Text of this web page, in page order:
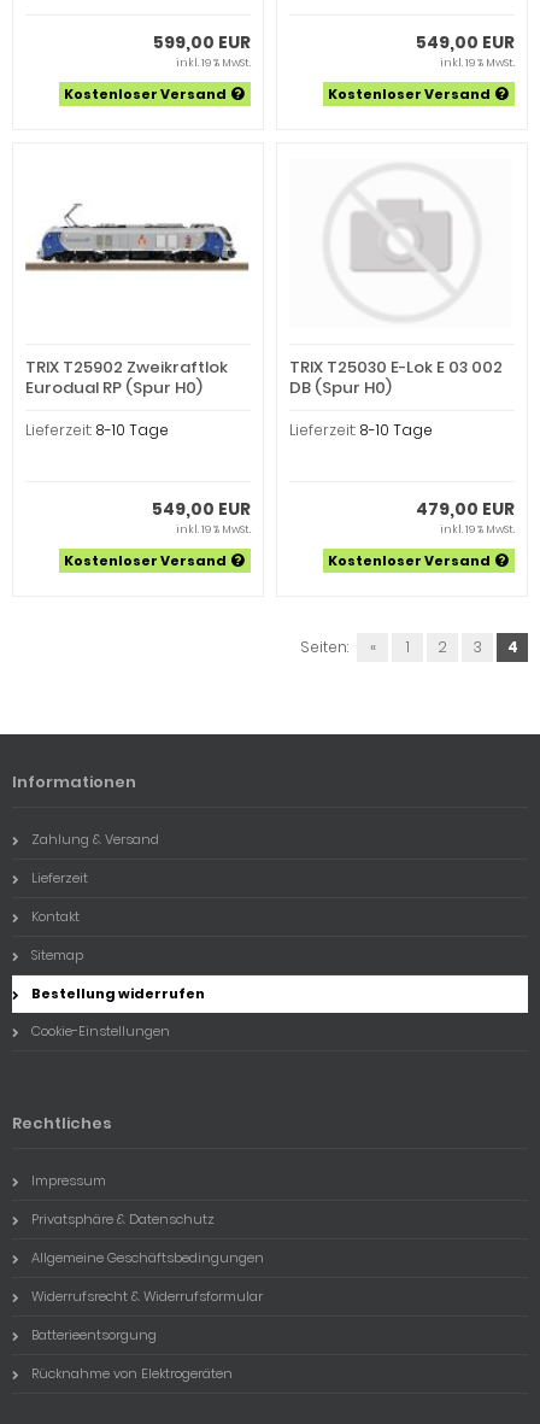
599,00 EUR
inkl. 19 % MwSt.
Kostenloser Versand
549,00 EUR
inkl. 19 % MwSt.
Kostenloser Versand
TRIX T25902 Zweikraftlok
Eurodual RP (Spur H0)
Lieferzeit: 8-10 Tage
549,00 EUR
inkl. 19 % MwSt.
Kostenloser Versand
TRIX T25030 E-Lok E 03 002
DB (Spur H0)
Lieferzeit: 8-10 Tage
479,00 EUR
inkl. 19 % MwSt.
Kostenloser Versand
Seiten: « 1 2 3 4
Informationen
Zahlung & Versand
Lieferzeit
Kontakt
Sitemap
Bestellung widerrufen
Cookie-Einstellungen
Rechtliches
Impressum
Privatsphäre & Datenschutz
Allgemeine Geschäftsbedingungen
Widerrufsrecht & Widerrufsformular
Batterieentsorgung
Rücknahme von Elektrogeräten